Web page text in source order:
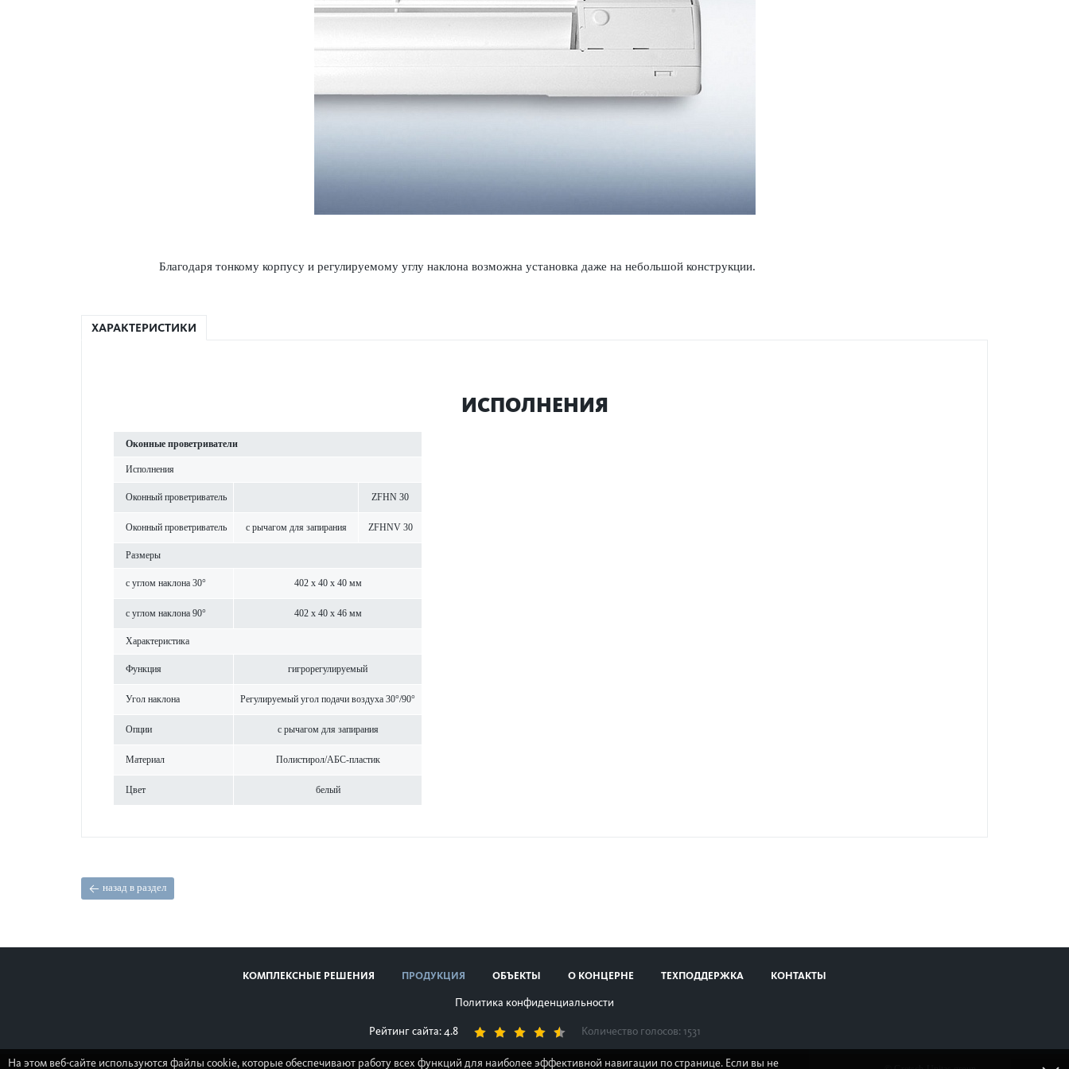
Благодаря тонкому корпусу и регулируемому углу наклона возможна установка даже на небо­льшой конструкции.
ХАРАКТЕРИСТИКИ
ИСПОЛНЕНИЯ
Оконные проветр­иватели
Исполнения
Оконный проветр­иватель ZFHN 30
Оконный проветр­иватель с рычагом для запирания ZFHNV 30
Размеры
с углом наклона 30° 402 x 40 x 40 мм
с углом наклона 90° 402 x 40 x 46 мм
Хар­актер­и­с­тика
Функция гигро­р­егулируемый
Угол наклона Регулируемый угол подачи воздуха 30°/90°
Опции с рычагом для запирания
Материал Поли­с­тирол/АБС-пла­стик
Цвет белый
назад в раздел
КОМПЛЕКСНЫЕ РЕШЕНИЯ ПРОДУКЦИЯ ОБЪЕКТЫ О КОНЦЕРНЕ ТЕХПОДДЕРЖКА КОНТАКТЫ
Политика конфиденциальности
Рейтинг сайта: 4.8 Количество голосов: 1531
На этом веб-сайте используются файлы cookie, которые обеспечивают работу всех функций для наиболее эффективной навигации по странице. Если вы не